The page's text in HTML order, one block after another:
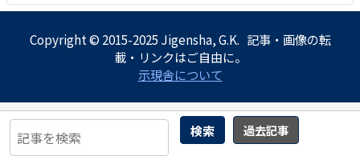
検索 過去記事
Copyright © 2015-2025 Jigensha, G.K. 記事・画像の転
載・リンクはご自由に。
示現舎について